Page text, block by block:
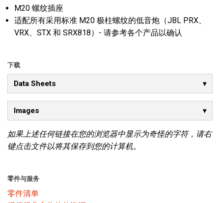
M20 螺纹插座
适配所有采用标准 M20 极柱螺纹的低音炮（JBL PRX、
VRX、STX 和 SRX818）- 请参考各个产品以确认
下载
Data Sheets
Images
如果上述任何链接在您的浏览器中显示为奇怪的字符，请右
键点击文件以将其保存到您的计算机。
零件与服务
零件清单